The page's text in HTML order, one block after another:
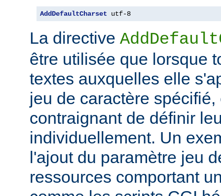
AddDefaultCharset utf-8
La directive
être utilisée que lorsque
textes auxquelles elle
jeu de caractère
contraignant de définir
individuellement. Un
l'ajout du paramètre jeu
ressources comportant